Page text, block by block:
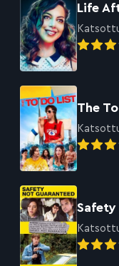
Life
The
Katsottu
Safety